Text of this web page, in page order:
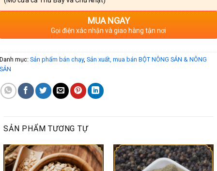
MUA NGAY
Gọi điện xác nhận và giao hàng tận nơi
Danh mục: Sản phẩm bán chạy, Sản xuất, mua bán BỘT NÔNG SẢN & NÔNG
SẢN
SẢN PHẨM TƯƠNG TỰ